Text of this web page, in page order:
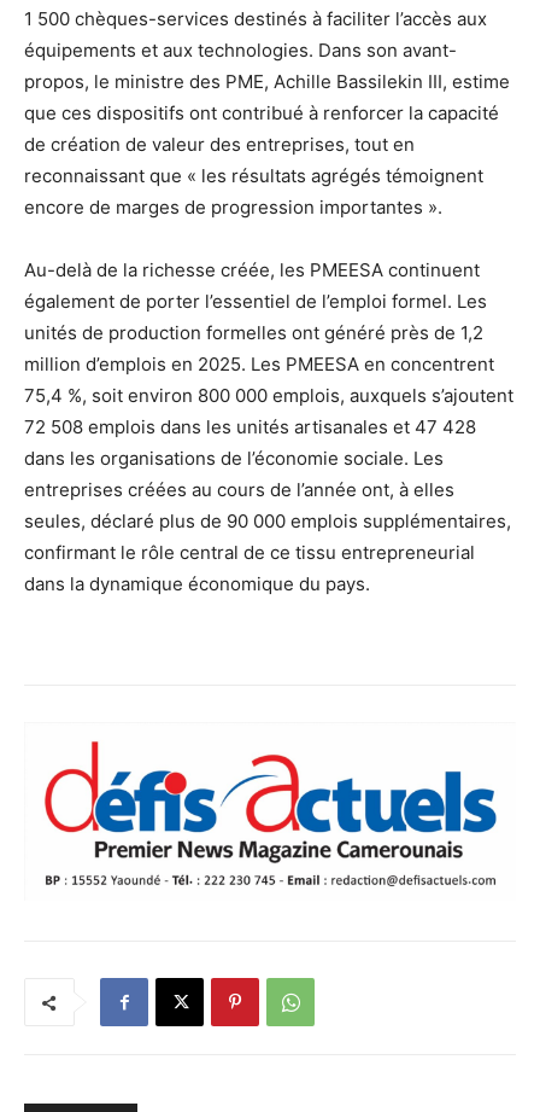
1 500 chèques-services destinés à faciliter l’accès aux
équipements et aux technologies. Dans son avant-
propos, le ministre des PME, Achille Bassilekin III, estime
que ces dispositifs ont contribué à renforcer la capacité
de création de valeur des entreprises, tout en
reconnaissant que « les résultats agrégés témoignent
encore de marges de progression importantes ».
Au-delà de la richesse créée, les PMEESA continuent
également de porter l’essentiel de l’emploi formel. Les
unités de production formelles ont généré près de 1,2
million d’emplois en 2025. Les PMEESA en concentrent
75,4 %, soit environ 800 000 emplois, auxquels s’ajoutent
72 508 emplois dans les unités artisanales et 47 428
dans les organisations de l’économie sociale. Les
entreprises créées au cours de l’année ont, à elles
seules, déclaré plus de 90 000 emplois supplémentaires,
confirmant le rôle central de ce tissu entrepreneurial
dans la dynamique économique du pays.